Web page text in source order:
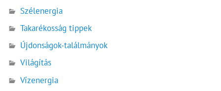
Szélenergia
Takarékosság tippek
Újdonságok-találmányok
Világítás
Vízenergia